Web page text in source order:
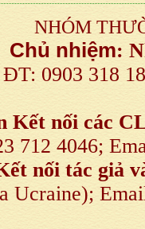
NHÓM
Chủ nhiệm:
0903 318
Kết nối các
712 4046;
nối tác giả
Ucraine);